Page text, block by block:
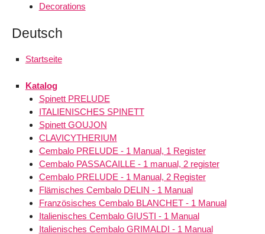
Decorations
Deutsch
Startseite
Katalog
Spinett PRELUDE
ITALIENISCHES SPINETT
Spinett GOUJON
CLAVICYTHERIUM
Cembalo PRELUDE - 1 Manual, 1 Register
Cembalo PASSACAILLE - 1 manual, 2 register
Cembalo PRELUDE - 1 Manual, 2 Register
Flämisches Cembalo DELIN - 1 Manual
Französisches Cembalo BLANCHET - 1 Manual
Italienisches Cembalo GIUSTI - 1 Manual
Italienisches Cembalo GRIMALDI - 1 Manual